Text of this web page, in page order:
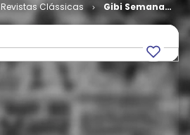
Revistas Clássicas
Gibi Semanal
# 09